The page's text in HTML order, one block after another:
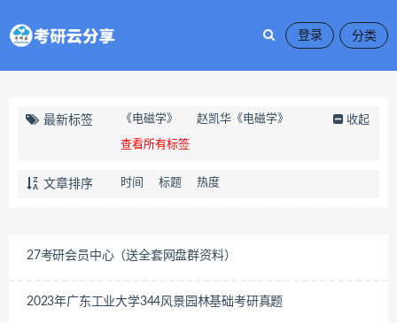
登录
最新标签 《电磁学》 赵凯华《电磁学》
查看所有标签
收起
文章排序 时间 标题 热度
27考研会员中心（送全套网盘群资料）
2023年广东工业大学344风景园林基础考研真题